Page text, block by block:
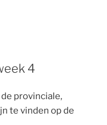
4
provinciale,
te vinden op de